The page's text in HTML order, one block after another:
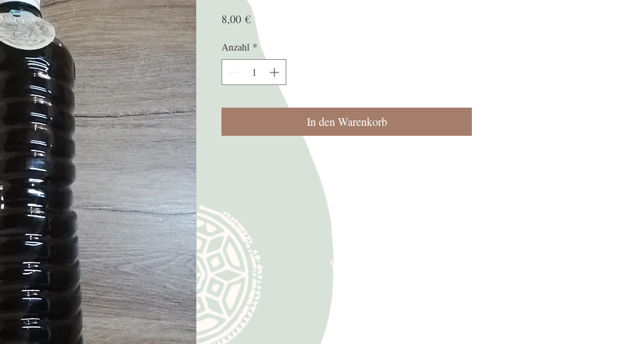
8,00 €Preis
Anzahl *
In den Warenkorb